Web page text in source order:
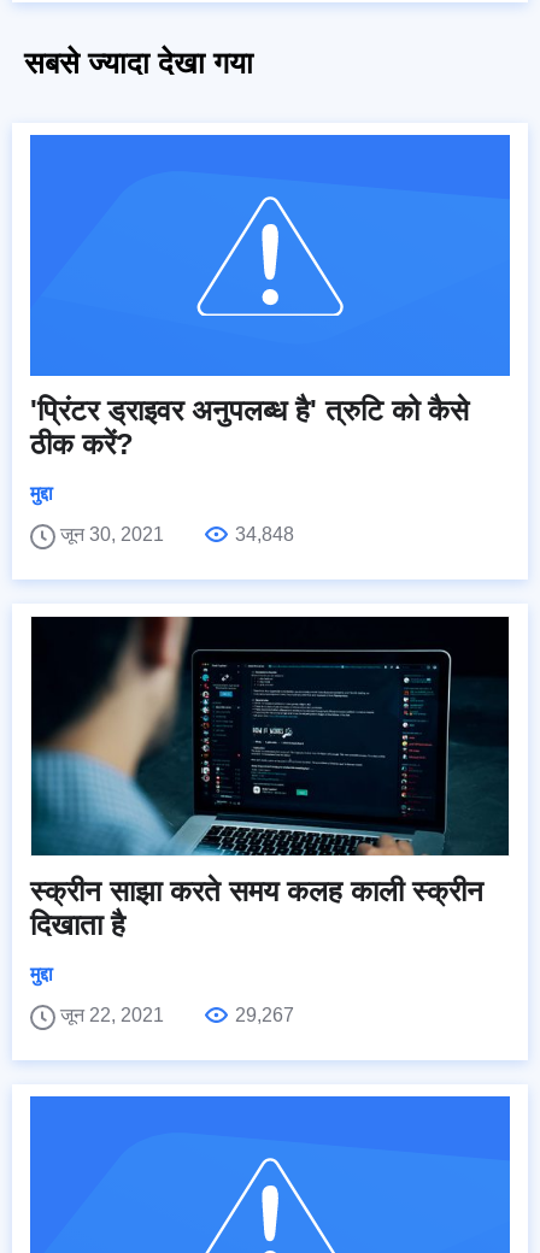
सबसे ज्यादा देखा गया
'प्रिंटर ड्राइवर अनुपलब्ध है' त्रुटि को कैसे
ठीक करें?
मुद्दा
जून 30, 2021
34,848
स्क्रीन साझा करते समय कलह काली स्क्रीन
दिखाता है
मुद्दा
जून 22, 2021
29,267